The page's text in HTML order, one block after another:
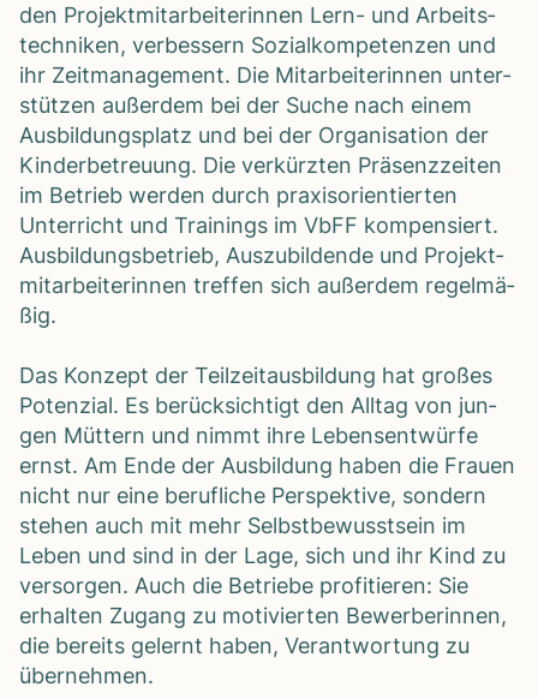
den Pro­jekt­mit­ar­bei­te­rin­nen Lern- und Arbeits­
tech­ni­ken, ver­bes­sern Sozi­al­kom­pe­ten­zen und
ihr Zeit­ma­nage­ment. Die Mit­ar­bei­te­rin­nen unter­
stüt­zen außer­dem bei der Suche nach einem
Aus­bil­dungs­platz und bei der Orga­ni­sa­tion der
Kin­der­be­treu­ung. Die ver­kürz­ten Prä­senz­zei­ten
im Betrieb wer­den durch pra­xis­ori­en­tier­ten
Unter­richt und Trai­nings im VbFF kom­pen­siert.
Aus­bil­dungs­be­trieb, Aus­zu­bil­dende und Pro­jekt­
mit­ar­bei­te­rin­nen tref­fen sich außer­dem regel­mä­
ßig.
Das Kon­zept der Teil­zeit­aus­bil­dung hat gro­ßes
Poten­zial. Es berück­sich­tigt den All­tag von jun­
gen Müt­tern und nimmt ihre Lebens­ent­würfe
ernst. Am Ende der Aus­bil­dung haben die Frauen
nicht nur eine beruf­li­che Per­spek­tive, son­dern
ste­hen auch mit mehr Selbst­be­wusst­sein im
Leben und sind in der Lage, sich und ihr Kind zu
ver­sor­gen. Auch die Betriebe pro­fi­tie­ren: Sie
erhal­ten Zugang zu moti­vier­ten Bewer­be­rin­nen,
die bereits gelernt haben, Ver­ant­wor­tung zu
über­neh­men.